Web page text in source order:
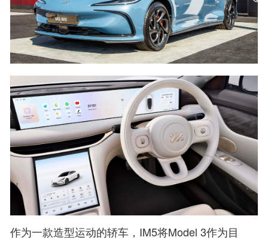
作为一款造型运动的轿车，IM5将Model 3作为目